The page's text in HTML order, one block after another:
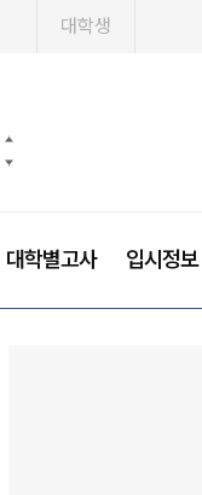
대학생
대학별고사 입시정보